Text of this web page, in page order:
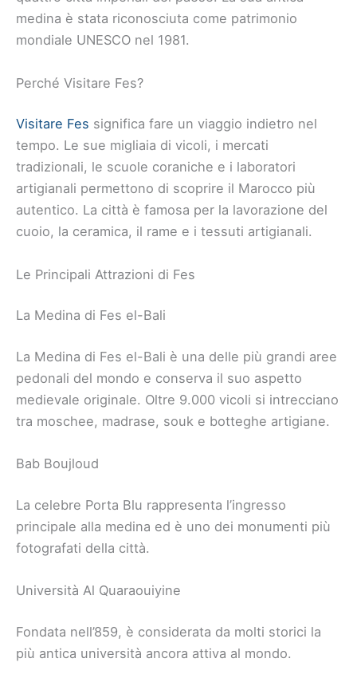
medina è stata riconosciuta come patrimonio
mondiale UNESCO nel 1981.
Perché Visitare Fes?
Visitare Fes significa fare un viaggio indietro nel
tempo. Le sue migliaia di vicoli, i mercati
tradizionali, le scuole coraniche e i laboratori
artigianali permettono di scoprire il Marocco più
autentico. La città è famosa per la lavorazione del
cuoio, la ceramica, il rame e i tessuti artigianali.
Le Principali Attrazioni di Fes
La Medina di Fes el-Bali
La Medina di Fes el-Bali è una delle più grandi aree
pedonali del mondo e conserva il suo aspetto
medievale originale. Oltre 9.000 vicoli si intrecciano
tra moschee, madrase, souk e botteghe artigiane.
Bab Boujloud
La celebre Porta Blu rappresenta l’ingresso
principale alla medina ed è uno dei monumenti più
fotografati della città.
Università Al Quaraouiyine
Fondata nell’859, è considerata da molti storici la
più antica università ancora attiva al mondo.